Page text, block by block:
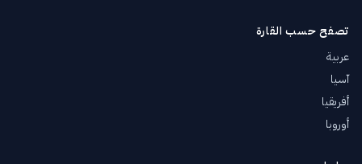
تصفح حسب القارة
عربية
آسيا
أفريقيا
أوروبا